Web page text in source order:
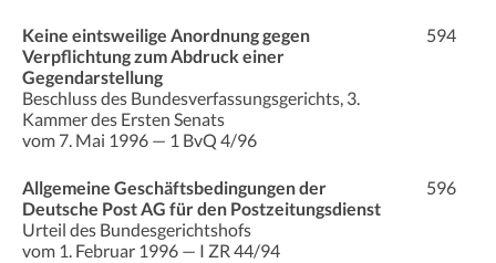
Keine eintsweilige Anordnung gegen
Verpflichtung zum Abdruck einer
Gegendarstellung
Beschluss des Bundesverfassungsgerichts, 3.
Kammer des Ersten Senats
vom 7. Mai 1996 — 1 BvQ 4/96
594
Allgemeine Geschäftsbedingungen der
Deutsche Post AG für den Postzeitungsdienst
Urteil des Bundesgerichtshofs
vom 1. Februar 1996 — I ZR 44/94
596